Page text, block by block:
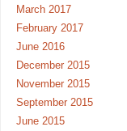
March 2017
February 2017
June 2016
December 2015
November 2015
September 2015
June 2015